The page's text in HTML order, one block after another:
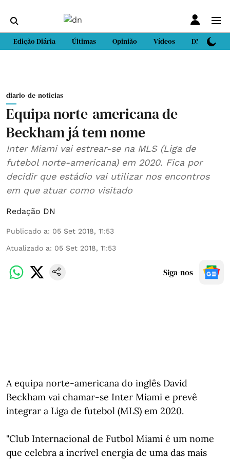
Edição Diária Últimas Opinião Vídeos DN Sport
diario-de-noticias
Equipa norte-americana de
Beckham já tem nome
Inter Miami vai estrear-se na MLS (Liga de
futebol norte-americana) em 2020. Fica por
decidir que estádio vai utilizar nos encontros
em que atuar como visitado
Redação DN
Publicado a: 05 Set 2018, 11:53
Atualizado a: 05 Set 2018, 11:53
Siga-nos
A equipa norte-americana do inglês David
Beckham vai chamar-se Inter Miami e prevê
integrar a Liga de futebol (MLS) em 2020.
"Club Internacional de Futbol Miami é um nome
que celebra a incrível energia de uma das mais